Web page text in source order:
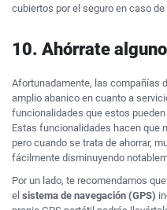
cubiertos por el seguro en caso
10. Ahórrate
Afortunadamente, las compañías
amplio abanico en cuanto a
funcionalidades que estos
Estas funcionalidades hacen que
pero cuando se trata de ahorrar,
fácilmente disminuyendo
Por un lado, te recomendamos
el sistema de navegación (GPS)